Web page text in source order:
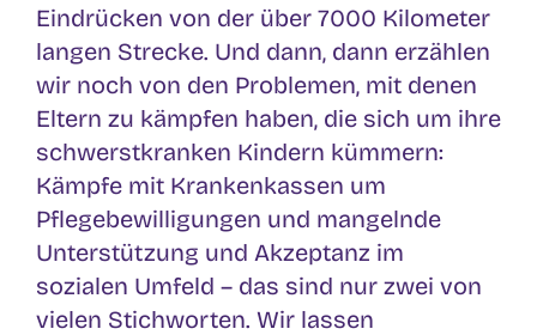
Eindrücken von der über 7000 Kilometer
langen Strecke. Und dann, dann erzählen
wir noch von den Problemen, mit denen
Eltern zu kämpfen haben, die sich um ihre
schwerstkranken Kindern kümmern:
Kämpfe mit Krankenkassen um
Pflegebewilligungen und mangelnde
Unterstützung und Akzeptanz im
sozialen Umfeld – das sind nur zwei von
vielen Stichworten. Wir lassen